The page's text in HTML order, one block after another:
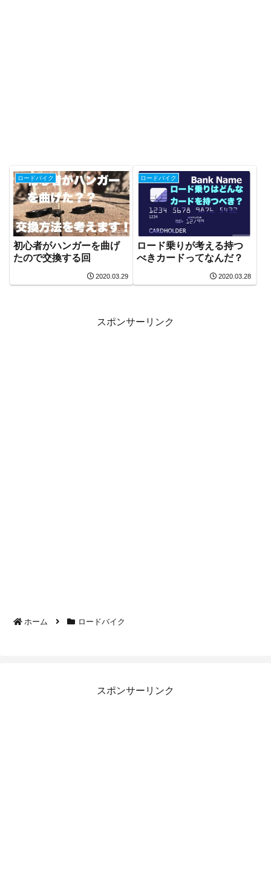
ロードバイク
初心者がハンガーを曲げ
たので交換する回
2020.03.29
ロードバイク
ロード乗りが考える持つ
べきカードってなんだ？
2020.03.28
スポンサーリンク
ホーム ロードバイク
スポンサーリンク